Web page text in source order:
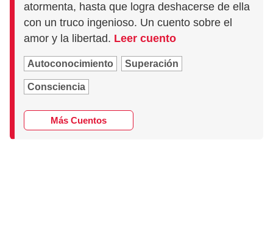
atormenta, hasta que logra deshacerse de ella
con un truco ingenioso. Un cuento sobre el
amor y la libertad. Leer cuento
Autoconocimiento Superación
Consciencia
Más Cuentos